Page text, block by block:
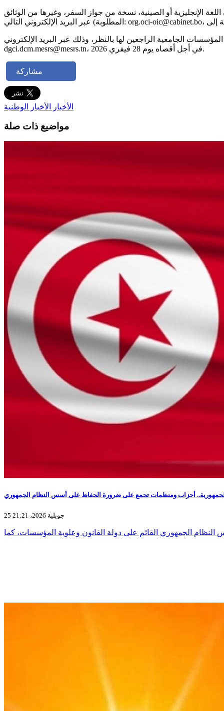
الإنجليزية أو الصينية، نسخة من جواز السفر، وغيرها من الوثائق
الجامعية الراجعين لها بالنظر، وذلك عبر البريد الإلكتروني:
dgci.dcm.mesrs@mesrs.tn، في أجل أقصاه يوم 28 فيفري 2026.
مشاركة
الأخبار الأخبار الوطنية
مواضيع ذات صلة
25 جويلية 2026، 21:21